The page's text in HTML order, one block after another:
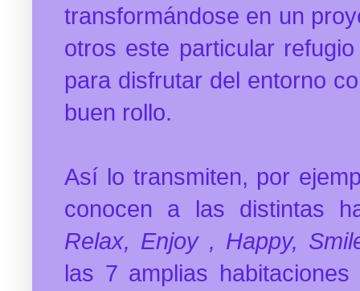
transformándose en un
otros este particular
para disfrutar del entorno
buen rollo.
Así lo transmiten, por
conocen a las distintas
Relax, Enjoy , Happy,
las 7 amplias